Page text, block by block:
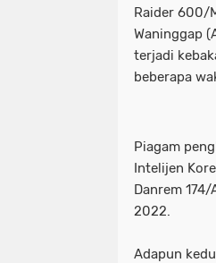
Raider 600/
Waninggap
terjadi
beberapa
Piagam
Intelijen
Danrem
2022.
Adapun